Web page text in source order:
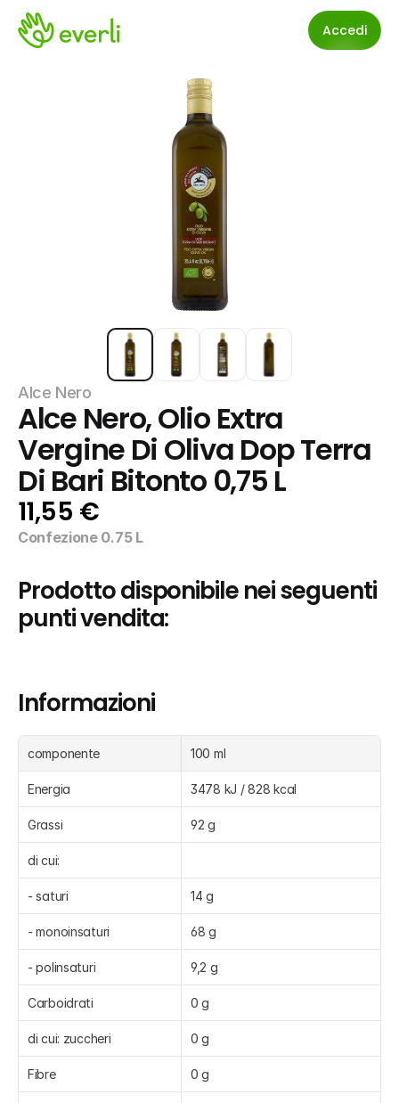
Accedi
Alce Nero
Alce Nero, Olio Extra
Vergine Di Oliva Dop Terra
Di Bari Bitonto 0,75 L
11,55 €
Confezione 0.75 L
Prodotto disponibile nei seguenti
punti vendita:
Informazioni
componente 100 ml
Energia 3478 kJ / 828 kcal
Grassi 92 g
di cui:
- saturi 14 g
- monoinsaturi 68 g
- polinsaturi 9,2 g
Carboidrati 0 g
di cui: zuccheri 0 g
Fibre 0 g